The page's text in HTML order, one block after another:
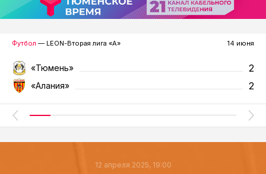
Скалолазание Велоспорт Бокс
Футбол — LEON-Вторая лига «А» 14 июня
«Тюмень» 2
«Алания» 2
12 апреля 2025, 19:00